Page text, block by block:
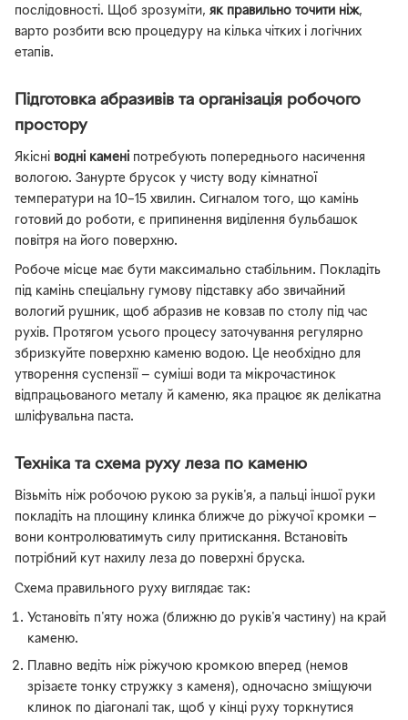
послідовності. Щоб зрозуміти, як правильно точити ніж,
варто розбити всю процедуру на кілька чітких і логічних
етапів.
Підготовка абразивів та організація робочого
простору
Якісні водні камені потребують попереднього насичення
вологою. Занурте брусок у чисту воду кімнатної
температури на 10–15 хвилин. Сигналом того, що камінь
готовий до роботи, є припинення виділення бульбашок
повітря на його поверхню.
Робоче місце має бути максимально стабільним. Покладіть
під камінь спеціальну гумову підставку або звичайний
вологий рушник, щоб абразив не ковзав по столу під час
рухів. Протягом усього процесу заточування регулярно
збризкуйте поверхню каменю водою. Це необхідно для
утворення суспензії — суміші води та мікрочастинок
відпрацьованого металу й каменю, яка працює як делікатна
шліфувальна паста.
Техніка та схема руху леза по каменю
Візьміть ніж робочою рукою за руків'я, а пальці іншої руки
покладіть на площину клинка ближче до ріжучої кромки —
вони контролюватимуть силу притискання. Встановіть
потрібний кут нахилу леза до поверхні бруска.
Схема правильного руху виглядає так:
Установіть п'яту ножа (ближню до руків'я частину) на край
каменю.
Плавно ведіть ніж ріжучою кромкою вперед (немов
зрізаєте тонку стружку з каменя), одночасно зміщуючи
клинок по діагоналі так, щоб у кінці руху торкнутися